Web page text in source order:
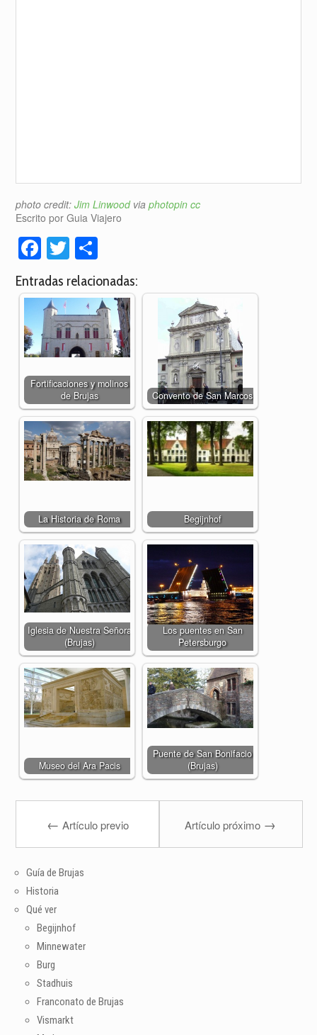
photo credit:Jim Linwoodviaphotopin cc
Escrito por Guia Viajero
Facebook
Twitter
Entradas relacionadas:
Fortificaciones y molinos
de Brujas
Convento de San Marcos
La Historia de Roma Begijnhof
Iglesia de Nuestra Señora
(Brujas)
Los puentes en San
Petersburgo
Museo del Ara Pacis
Puente de San Bonifacio
(Brujas)
← Artículo previo Artículo próximo →
Guía de Brujas
Historia
Qué ver
Begijnhof
Minnewater
Burg
Stadhuis
Franconato de Brujas
Vismarkt